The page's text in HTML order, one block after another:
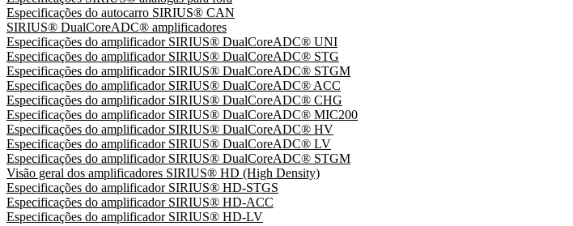
Especificações do autocarro SIRIUS® CAN
SIRIUS® DualCoreADC® amplificadores
Especificações do amplificador SIRIUS® DualCoreADC® UNI
Especificações do amplificador SIRIUS® DualCoreADC® STG
Especificações do amplificador SIRIUS® DualCoreADC® STGM
Especificações do amplificador SIRIUS® DualCoreADC® ACC
Especificações do amplificador SIRIUS® DualCoreADC® CHG
Especificações do amplificador SIRIUS® DualCoreADC® MIC200
Especificações do amplificador SIRIUS® DualCoreADC® HV
Especificações do amplificador SIRIUS® DualCoreADC® LV
Especificações do amplificador SIRIUS® DualCoreADC® STGM
Visão geral dos amplificadores SIRIUS® HD (High Density)
Especificações do amplificador SIRIUS® HD-STGS
Especificações do amplificador SIRIUS® HD-ACC
Especificações do amplificador SIRIUS® HD-LV